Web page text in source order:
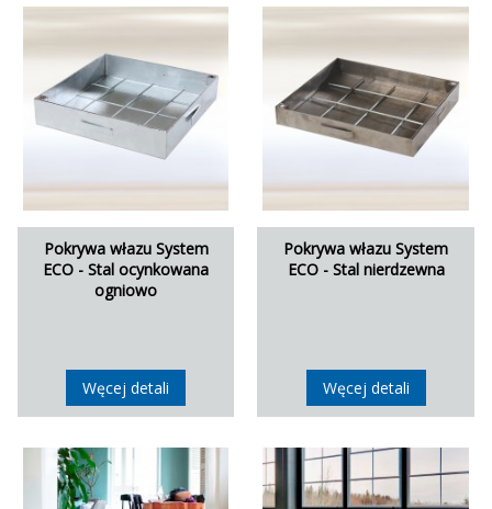
Pokrywa włazu System
ECO - Stal ocynkowana
ogniowo
Węcej detali
Pokrywa włazu System
ECO - Stal nierdzewna
Węcej detali